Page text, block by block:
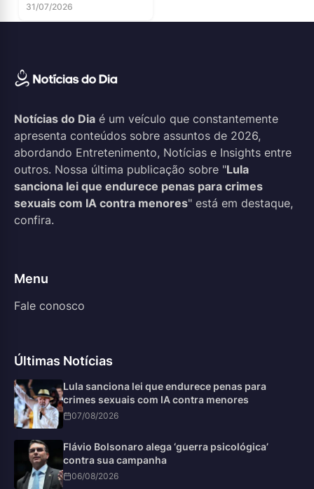
31/07/2026
Notícias do Dia é um veículo que constantemente
apresenta conteúdos sobre assuntos de 2026,
abordando Entretenimento, Notícias e Insights entre
outros. Nossa última publicação sobre "Lula
sanciona lei que endurece penas para crimes
sexuais com IA contra menores" está em destaque,
confira.
Menu
Fale conosco
Últimas Notícias
Lula sanciona lei que endurece penas para
crimes sexuais com IA contra menores
07/08/2026
Flávio Bolsonaro alega ‘guerra psicológica’
contra sua campanha
06/08/2026